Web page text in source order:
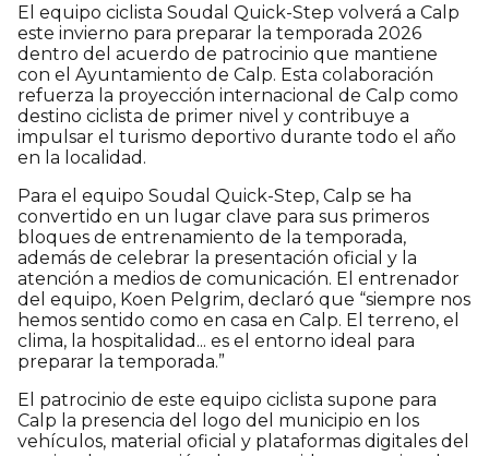
El equipo ciclista Soudal Quick-Step volverá a Calp
este invierno para preparar la temporada 2026
dentro del acuerdo de patrocinio que mantiene
con el Ayuntamiento de Calp. Esta colaboración
refuerza la proyección internacional de Calp como
destino ciclista de primer nivel y contribuye a
impulsar el turismo deportivo durante todo el año
en la localidad.
Para el equipo Soudal Quick-Step, Calp se ha
convertido en un lugar clave para sus primeros
bloques de entrenamiento de la temporada,
además de celebrar la presentación oficial y la
atención a medios de comunicación. El entrenador
del equipo, Koen Pelgrim, declaró que “siempre nos
hemos sentido como en casa en Calp. El terreno, el
clima, la hospitalidad... es el entorno ideal para
preparar la temporada.”
El patrocinio de este equipo ciclista supone para
Calp la presencia del logo del municipio en los
vehículos, material oficial y plataformas digitales del